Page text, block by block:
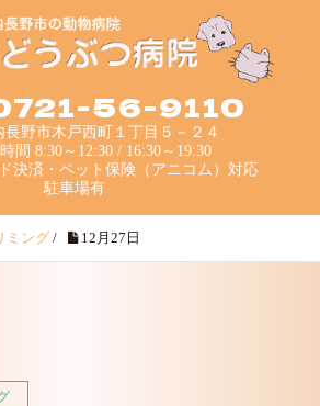
56-9110
長野市木戸西町１丁目５－２４
間 8:30～12:30 / 16:30～19:30
決済・ペット保険（アニコム）対応
駐車場有
ミング / 12月27日